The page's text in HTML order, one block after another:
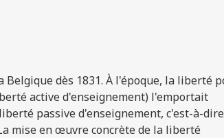
dès 1831. À l'époque, la liberté
active d'enseignement) l'emportait
passive d'enseignement, c'est-à-
mise en œuvre concrète de la liberté